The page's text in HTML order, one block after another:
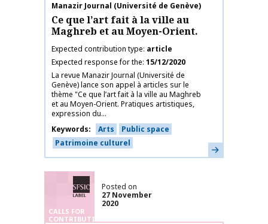
Publication name
Manazir Journal (Université de Genève)
Ce que l’art fait à la ville au
Maghreb et au Moyen-Orient.
Expected contribution type article
Expected response for the 15/12/2020
La revue Manazir Journal (Université de
Genève) lance son appel à articles sur le
thème "Ce que l’art fait à la ville au Maghreb
et au Moyen-Orient. Pratiques artistiques,
expression du...
Keywords
Arts
Public space
Patrimoine culturel
Learn more
SFSIC labelled
CALLS FOR
CONTRIBUTIONS
Posted on
27 November
2020